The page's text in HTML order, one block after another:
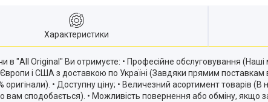
Характеристики
в "All Original" Ви отримуєте: • Професійне обслуговування
Європи і США з доставкою по Україні (Завдяки прямим
оригінали). • Доступну ціну; • Величезний асортимент товарів
вам сподобається). • Можливість повернення або обміну, якщо